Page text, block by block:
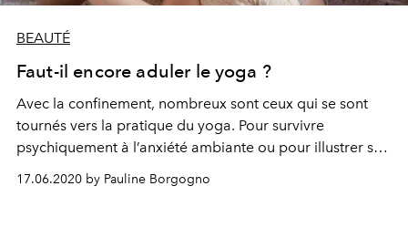
BEAUTÉ
Faut-il encore aduler le yoga ?
Avec la confinement, nombreux sont ceux qui se sont
tournés vers la pratique du yoga. Pour survivre
psychiquement à l’anxiété ambiante ou pour illustrer son
meilleur Sirsasana sur les réseaux : à chacun ses
motivations. Mais la pratique ne deviendrait-elle pas une
17.06.2020 by Pauline Borgogno